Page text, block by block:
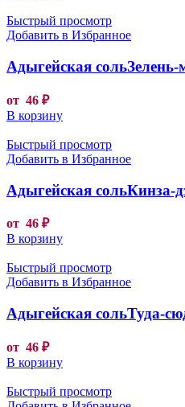
Быстрый просмотр
Добавить в Избранное
Адыгейская
от 46 ₽
В корзину
Быстрый просмотр
Добавить в Избранное
Адыгейская сольКинза-
от 46 ₽
В корзину
Быстрый просмотр
Добавить в Избранное
Адыгейская сольТуда-
от 46 ₽
В корзину
Быстрый просмотр